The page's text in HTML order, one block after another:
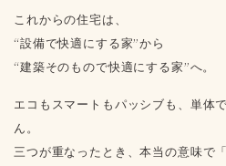
これからの住宅は、
“設備で快適にする家”から
“建築そのもので快適にする家”へ。
エコもスマートもパッシブも、単体
ん。
三つが重なったとき、本当の意味で